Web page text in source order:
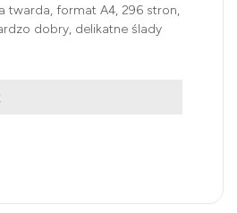
twarda, format A4, 296 stron,
dobry, delikatne ślady